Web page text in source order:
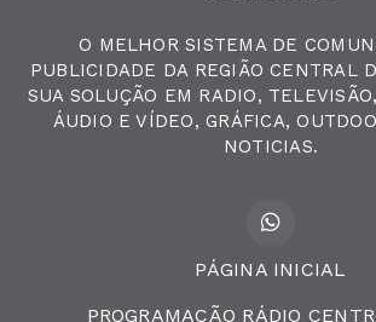
O MELHOR SISTEMA DE
PUBLICIDADE DA REGIÃO CENTRAL
SUA SOLUÇÃO EM RADIO,
ÁUDIO E VÍDEO, GRÁFICA,
NOTICIAS.
PÁGINA INICIAL
PROGRAMAÇÃO RÁDIO